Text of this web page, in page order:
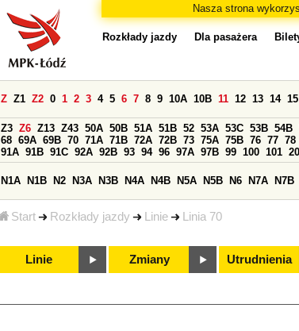
Nasza strona
Start Rozkłady jazdy Linie Linia 70
Rozkłady jazdy Dla pasażera
Z Z1 Z2 0 1 2 3 4 5 6 7 8 9 10A 10B 11 12 13 14 15
Z3 Z6 Z13 Z43 50A 50B 51A 51B 52 53A 53C 53B 54B
68 69A 69B 70 71A 71B 72A 72B 73 75A 75B 76 77 78
91A 91B 91C 92A 92B 93 94 96 97A 97B 99 100 101
N1A N1B N2 N3A N3B N4A N4B N5A N5B N6 N7A N7B
Linie Zmiany Utrudnienia